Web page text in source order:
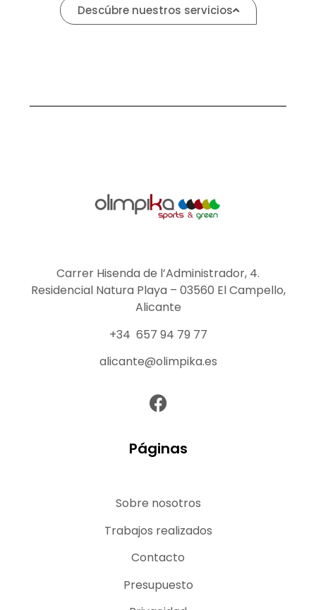
Descúbre nuestros servicios
Carrer Hisenda de l’Administrador, 4.
Residencial Natura Playa – 03560 El Campello,
Alicante
+34 657 94 79 77
alicante@olimpika.es
Páginas
Sobre nosotros
Trabajos realizados
Contacto
Presupuesto